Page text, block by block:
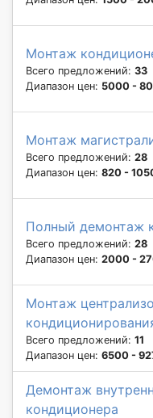
Монтаж
Всего предложений: 33
Диапазон цен: 5000 -
Монтаж
Всего предложений: 28
Диапазон цен: 820 -
Полный демонтаж
Всего предложений: 28
Диапазон цен: 2000 -
Монтаж
Всего предложений: 11
Диапазон цен: 6500 -
Демонтаж
кондиционера